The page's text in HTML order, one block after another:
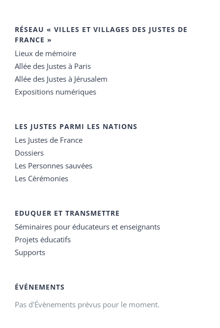
RÉSEAU « VILLES ET VILLAGES DES JUSTES DE
FRANCE »
Lieux de mémoire
Allée des Justes à Paris
Allée des Justes à Jérusalem
Expositions numériques
LES JUSTES PARMI LES NATIONS
Les Justes de France
Dossiers
Les Personnes sauvées
Les Cérémonies
EDUQUER ET TRANSMETTRE
Séminaires pour éducateurs et enseignants
Projets éducatifs
Supports
ÉVÉNEMENTS
Pas d'Évènements prévus pour le moment.